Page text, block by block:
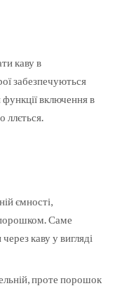
каву в
забезпечуються
включення в
ллється.
ємності,
порошком. Саме
каву у вигляді
проте порошок